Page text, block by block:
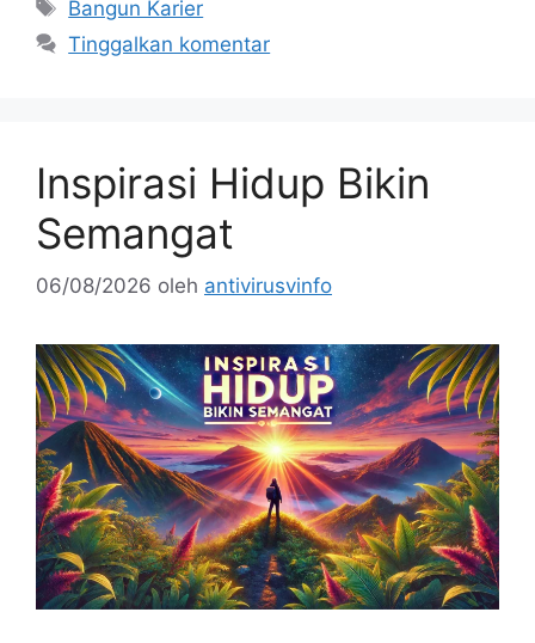
Bangun Karier
Tinggalkan komentar
Inspirasi Hidup Bikin
Semangat
06/08/2026 oleh antivirusvinfo